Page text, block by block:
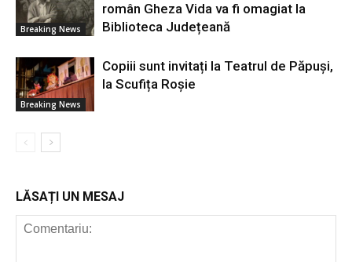
Breaking News
român Gheza Vida va fi omagiat la
Biblioteca Județeană
Breaking News
Copiii sunt invitați la Teatrul de Păpuși,
la Scufița Roșie
LĂSAȚI UN MESAJ